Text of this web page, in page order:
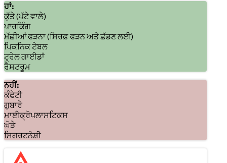
ਹਾਂ:
ਕੁੱਤੇ (ਪੱਟੇ ਵਾਲੇ)
ਪਾਰਕਿੰਗ
ਮੱਛੀਆਂ ਫੜਨਾ (ਸਿਰਫ਼ ਫੜਨ ਅਤੇ ਛੱਡਣ ਲਈ)
ਪਿਕਨਿਕ ਟੇਬਲ
ਟ੍ਰੇਲ ਗਾਈਡਾਂ
ਰੈਸਟਰੂਮ
ਨਹੀਂ:
ਕੰਫੇਟੀ
ਗੁਬਾਰੇ
ਮਾਈਕ੍ਰੋਪਲਾਸਟਿਕਸ
ਘੋੜੇ
ਸਿਗਰਟਨੋਸ਼ੀ